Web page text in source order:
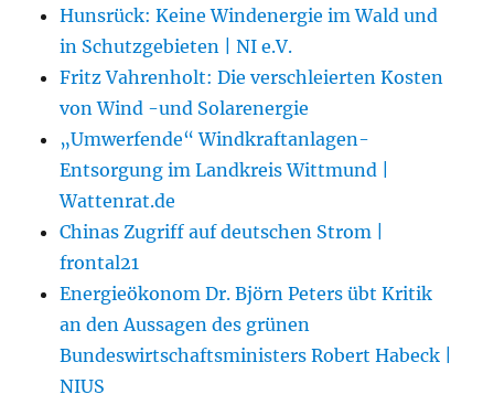
Hunsrück: Keine Windenergie im Wald und
in Schutzgebieten | NI e.V.
Fritz Vahrenholt: Die verschleierten Kosten
von Wind -und Solarenergie
„Umwerfende“ Windkraftanlagen-
Entsorgung im Landkreis Wittmund |
Wattenrat.de
Chinas Zugriff auf deutschen Strom |
frontal21
Energieökonom Dr. Björn Peters übt Kritik
an den Aussagen des grünen
Bundeswirtschaftsministers Robert Habeck |
NIUS